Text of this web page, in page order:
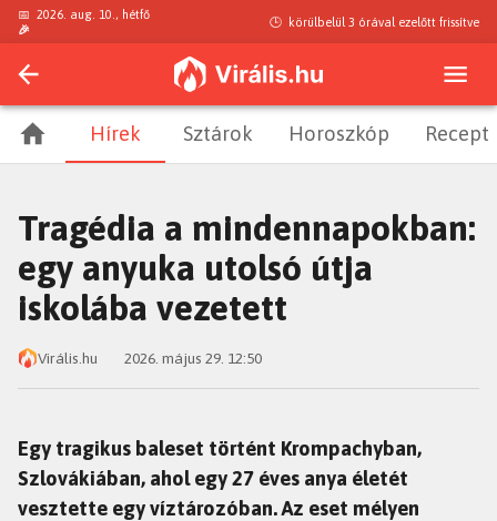
📅 2026. aug. 10., hétfő
🎉
🕒 körülbelül 3 órával ezelőtt frissítve
Hírek Sztárok Horoszkóp Recept
Tragédia a mindennapokban:
egy anyuka utolsó útja
iskolába vezetett
Virális.hu 2026. május 29. 12:50
Egy tragikus baleset történt Krompachyban,
Szlovákiában, ahol egy 27 éves anya életét
vesztette egy víztározóban. Az eset mélyen